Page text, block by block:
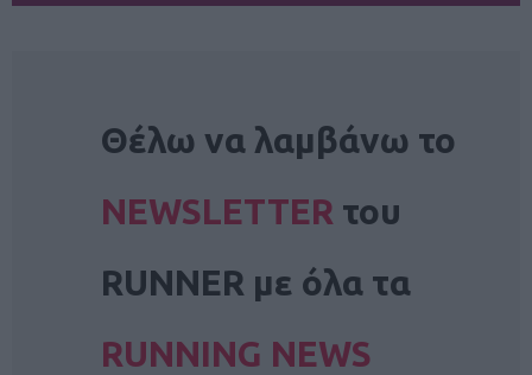
Θέλω να λαμβάνω το
NEWSLETTER του
RUNNER με όλα τα
RUNNING NEWS